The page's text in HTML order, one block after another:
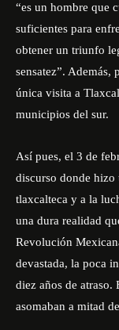
“es un hombre que
suficientes para
obtener un triunfo
sensatez”. Además,
única visita a
municipios del sur.
Así pues, el 3 de
discurso donde
tlaxcalteca y a la
una dura realidad
Revolución
devastada, la poca
diez años de atraso.
asomaban a mitad